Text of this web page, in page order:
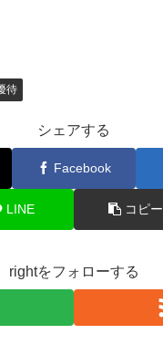
待
シェアする
Facebook
LINE コピー
rightをフォローする